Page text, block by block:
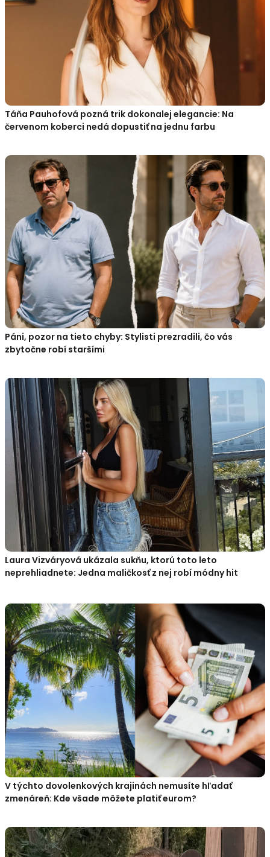
Táňa Pauhofová pozná trik dokonalej elegancie: Na
červenom koberci nedá dopustiť na jednu farbu
Páni, pozor na tieto chyby: Stylisti prezradili, čo vás
zbytočne robí staršími
Laura Vizváryová ukázala sukňu, ktorú toto leto
neprehliadnete: Jedna maličkosť z nej robí módny hit
V týchto dovolenkových krajinách nemusíte hľadať
zmenáreň: Kde všade môžete platiť eurom?